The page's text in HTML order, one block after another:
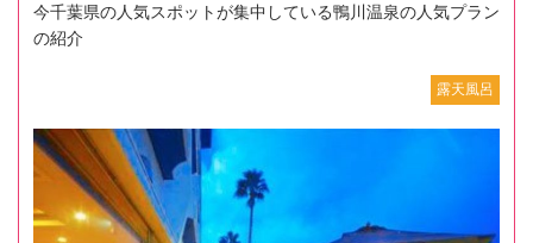
今千葉県の人気スポットが集中している鴨川温泉の人気プラン
の紹介
露天風呂